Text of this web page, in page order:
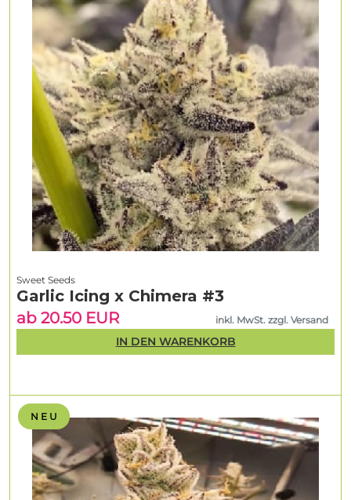
N E U
Sweet Seeds
Garlic Icing x Chimera #3
ab 20.50 EUR
inkl. MwSt. zzgl. Versand
IN DEN WARENKORB